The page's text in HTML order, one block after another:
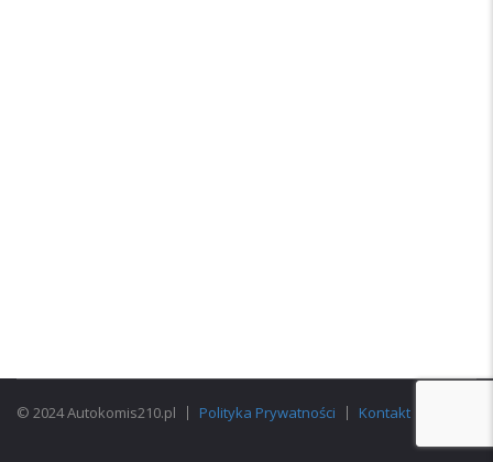
© 2024 Autokomis210.pl Polityka Prywatności Kontakt